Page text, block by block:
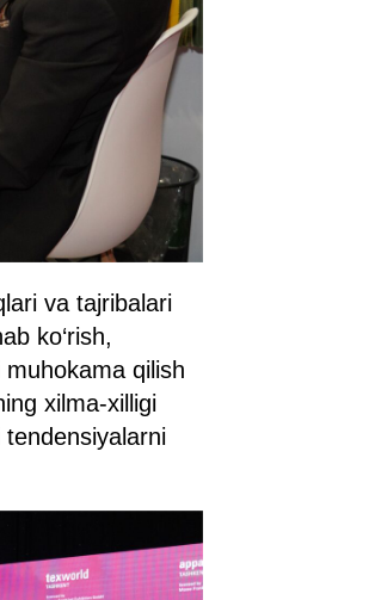
va tajribalari
ko‘rish,
qilish
xilma-xilligi
tendensiyalarni